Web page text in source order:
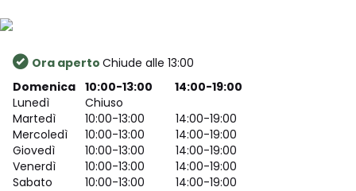
Ora aperto Chiude alle 13:00
Domenica 10:00-13:00
14:00-19:00
Lunedì
Chiuso
Martedì
10:00-13:00
14:00-19:00
Mercoledì
10:00-13:00
14:00-19:00
Giovedì
10:00-13:00
14:00-19:00
Venerdì
10:00-13:00
14:00-19:00
Sabato
10:00-13:00 14:00-19:00